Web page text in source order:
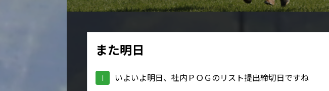
また明日
I いよいよ明日、社内ＰＯＧのリスト提出締切日ですね